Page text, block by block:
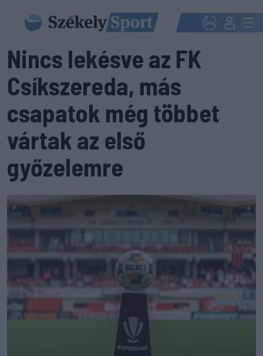
Nincs lekésve az FK
Csíkszereda, más
csapatok még többet
vártak az első
győzelemre